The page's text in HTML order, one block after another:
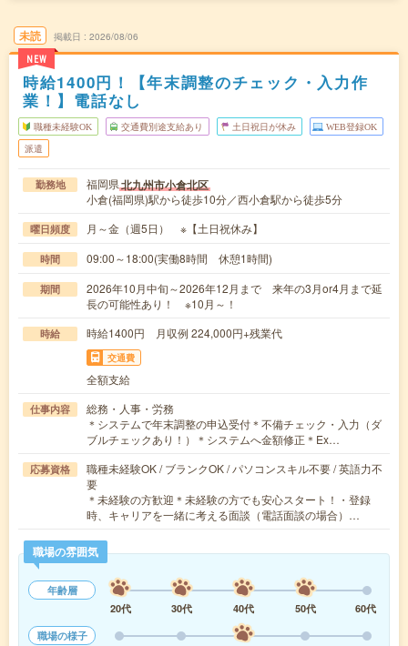
未読
NEW
掲載日 2026/08/06
時給1400円！【年末調整のチェック・入力作
業！】電話なし
職種未経験OK 交通費別途支給あり 土日祝日が休み WEB登録OK
派遣
勤務地 福岡県北九州市小倉北区
小倉(福岡県)駅から徒歩10分／西小倉駅から徒歩5分
曜日頻度 月～金（週5日） ※【土日祝休み】
時間 09:00～18:00(実働8時間 休憩1時間)
期間
2026年10月中旬～2026年12月まで 来年の3月or4月まで延
長の可能性あり！ ※10月～！
時給 時給1400円 月収例 224,000円+残業代
交通費
全額支給
仕事内容
総務・人事・労務
＊システムで年末調整の申込受付＊不備チェック・入力（ダ
ブルチェックあり！）＊システムへ金額修正＊Ex…
応募資格
職種未経験OK / ブランクOK / パソコンスキル不要 / 英語力不
要
＊未経験の方歓迎＊未経験の方でも安心スタート！・登録
時、キャリアを一緒に考える面談（電話面談の場合）…
職場の雰囲気
年齢層
20代
30代 40代 50代
60代
職場の様子